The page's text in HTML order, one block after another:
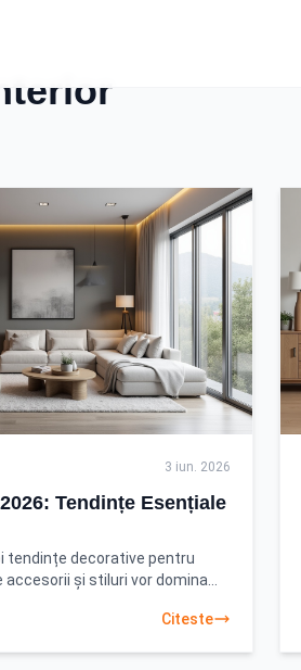
3 iun. 2026
Tendințe Esențiale
tendințe decorative pentru
accesorii și stiluri vor domina
Citeste